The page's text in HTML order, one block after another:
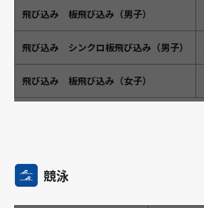
飛び込み 板飛び込み（男子）
飛び込み シンクロ板飛び込み（男子）
飛び込み 板飛び込み（女子）
競泳